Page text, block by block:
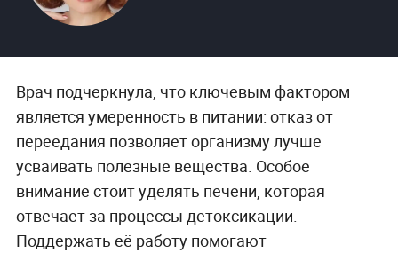
Врач подчеркнула, что ключевым фактором
является умеренность в питании: отказ от
переедания позволяет организму лучше
усваивать полезные вещества. Особое
внимание стоит уделять печени, которая
отвечает за процессы детоксикации.
Поддержать её работу помогают